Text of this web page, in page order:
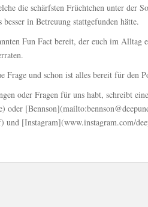
die schärfsten Früchtchen unter der
in Betreuung stattgefunden hätte.
Fun Fact bereit, der euch im Alltag
Frage und schon ist alles bereit für den
oder Fragen für uns habt, schreibt
oder
und [Instagram](www.instagram.com/